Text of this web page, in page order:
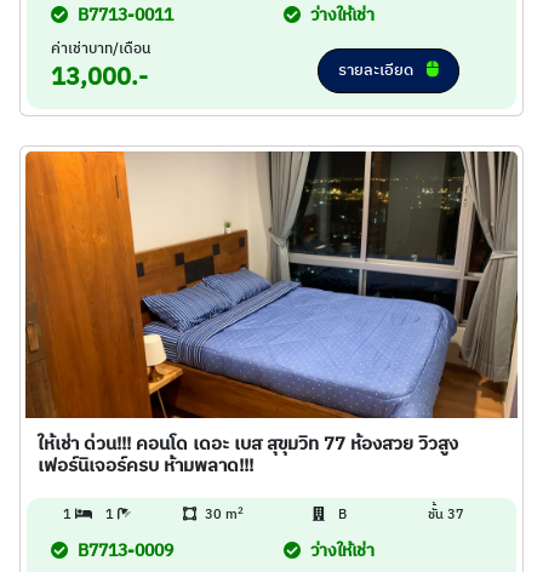
B7713-0011 ว่างให้เช่า
ค่าเช่าบาท/เดือน
13,000.- รายละเอียด
ให้เช่า ด่วน!!! คอนโด เดอะ เบส สุขุมวิท 77 ห้องสวย วิวสูง
เฟอร์นิเจอร์ครบ ห้ามพลาด!!!
1 1 30 m2 B ชั้น 37
B7713-0009 ว่างให้เช่า